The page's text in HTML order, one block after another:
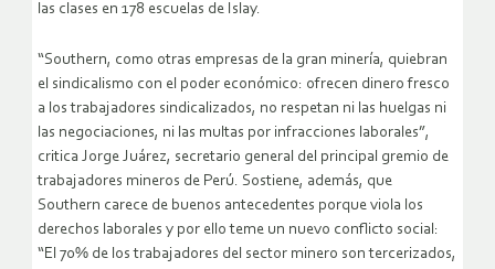
las clases en 178 escuelas de Islay.
“Southern, como otras empresas de la gran minería, quiebran
el sindicalismo con el poder económico: ofrecen dinero fresco
a los trabajadores sindicalizados, no respetan ni las huelgas ni
las negociaciones, ni las multas por infracciones laborales”,
critica Jorge Juárez, secretario general del principal gremio de
trabajadores mineros de Perú. Sostiene, además, que
Southern carece de buenos antecedentes porque viola los
derechos laborales y por ello teme un nuevo conflicto social:
“El 70% de los trabajadores del sector minero son tercerizados,